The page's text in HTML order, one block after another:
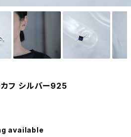
カフ シルバー925
available